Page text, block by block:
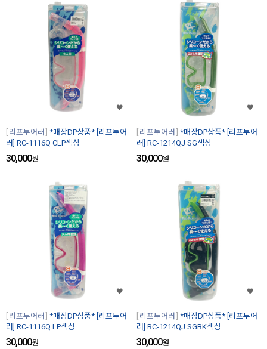
리프투어러
*매장DP상품* [리프투어
러] RC-1116Q CLP색상
30,000원
리프투어러
*매장DP상품* [리프투어
러] RC-1214QJ SG색상
30,000원
리프투어러
*매장DP상품* [리프투어
러] RC-1116Q LP색상
30,000원
리프투어러
*매장DP상품* [리프투어
러] RC-1214QJ SGBK색상
30,000원